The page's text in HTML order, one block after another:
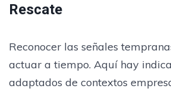
Rescate
Reconocer las señales
actuar a tiempo. Aquí hay
adaptados de contextos